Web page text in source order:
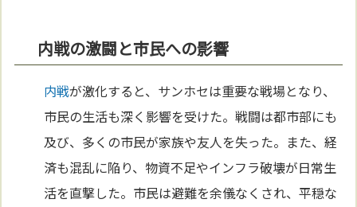
内戦の激闘と市民への影響
内戦が激化すると、サンホセは重要な戦場となり、
市民の生活も深く影響を受けた。戦闘は都市部にも
及び、多くの市民が家族や友人を失った。また、経
済も混乱に陥り、物資不足やインフラ破壊が日常生
活を直撃した。市民は避難を余儀なくされ、平穏な